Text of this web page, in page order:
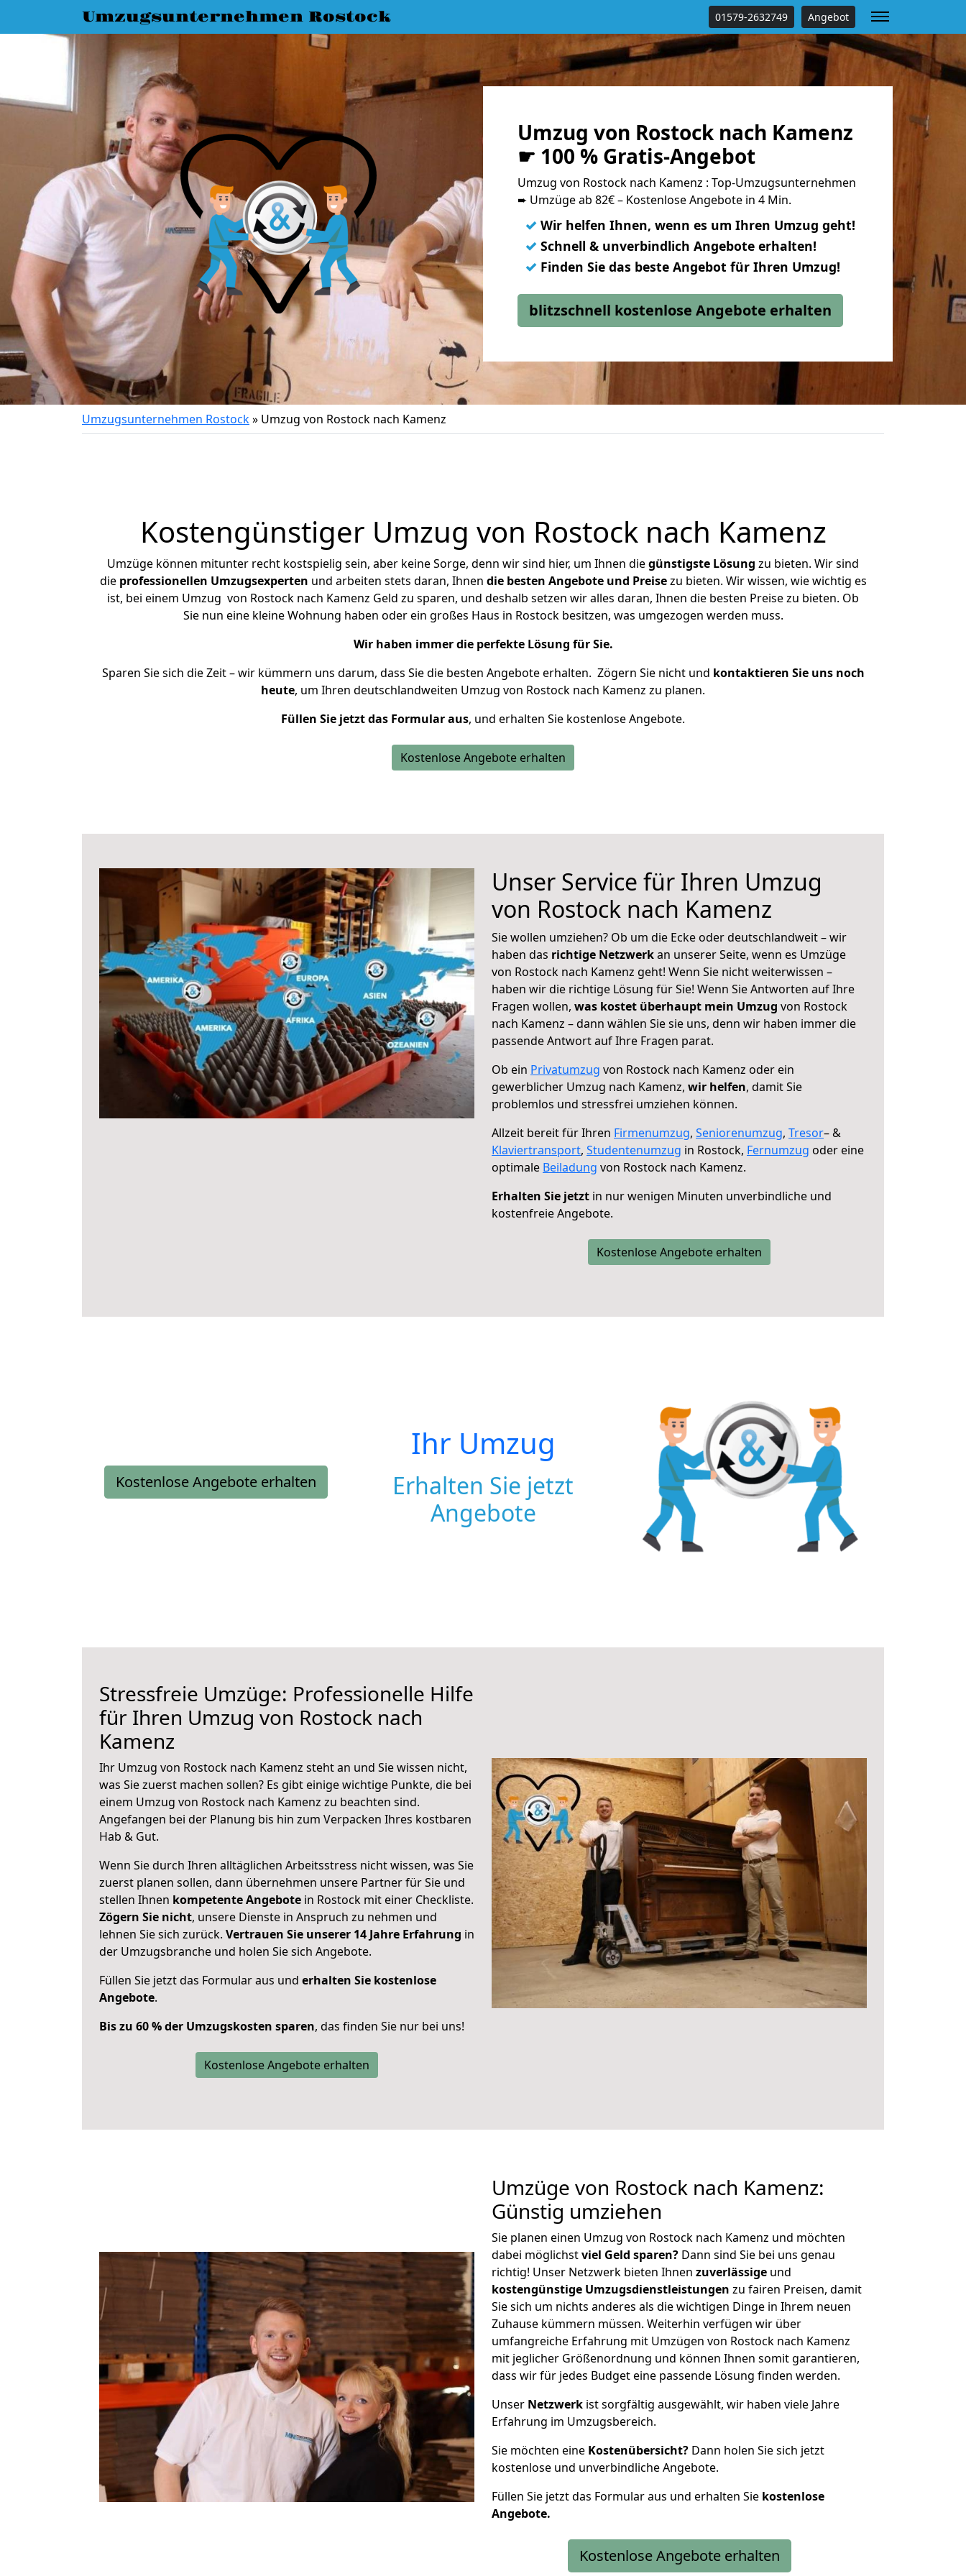
Umzugsunternehmen Rostock 01579-2632749 Angebot
Umzug von Rostock nach Kamenz
☛ 100 % Gratis-Angebot
Umzug von Rostock nach Kamenz : Top-Umzugsunternehmen
➨ Umzüge ab 82€ – Kostenlose Angebote in 4 Min.
✓ Wir helfen Ihnen, wenn es um Ihren Umzug geht!
✓ Schnell & unverbindlich Angebote erhalten!
✓ Finden Sie das beste Angebot für Ihren Umzug!
blitzschnell kostenlose Angebote erhalten
Umzugsunternehmen Rostock» Umzug von Rostock nach Kamenz
Kostengünstiger Umzug von Rostock nach Kamenz
Umzüge können mitunter recht kostspielig sein, aber keine Sorge, denn wir sind hier, um Ihnen diegünstigste Lösung zu bieten. Wir sind
die professionellen Umzugsexperten und arbeiten stets daran, Ihnen die besten Angebote und Preisezu bieten. Wir wissen, wie wichtig es
ist, bei einem Umzug von Rostock nach Kamenz Geld zu sparen, und deshalb setzen wir alles daran, Ihnen die besten Preise zu bieten. Ob
Sie nun eine kleine Wohnung haben oder ein großes Haus in Rostock besitzen, was umgezogen werden muss.
Wir haben immer die perfekte Lösung für Sie.
Sparen Sie sich die Zeit – wir kümmern uns darum, dass Sie die besten Angebote erhalten. Zögern Sie nicht und kontaktieren Sie uns noch
heute, um Ihren deutschlandweiten Umzug von Rostock nach Kamenz zu planen.
Füllen Sie jetzt das Formular aus, und erhalten Sie kostenlose Angebote.
Kostenlose Angebote erhalten
Unser Service für Ihren Umzug
von Rostock nach Kamenz
Sie wollen umziehen? Ob um die Ecke oder deutschlandweit – wir
haben das richtige Netzwerkan unserer Seite, wenn es Umzüge
von Rostock nach Kamenz geht! Wenn Sie nicht weiterwissen –
haben wir die richtige Lösung für Sie! Wenn Sie Antworten auf Ihre
Fragen wollen, was kostet überhaupt mein Umzug von Rostock
nach Kamenz – dann wählen Sie sie uns, denn wir haben immer die
passende Antwort auf Ihre Fragen parat.
Ob ein Privatumzug von Rostock nach Kamenz oder ein
gewerblicher Umzug nach Kamenz, wir helfen, damit Sie
problemlos und stressfrei umziehen können.
Allzeit bereit für Ihren Firmenumzug, Seniorenumzug, Tresor– &
Klaviertransport, Studentenumzug in Rostock, Fernumzug oder eine
optimale Beiladung von Rostock nach Kamenz.
Erhalten Sie jetzt in nur wenigen Minuten unverbindliche und
kostenfreie Angebote.
Kostenlose Angebote erhalten
Kostenlose Angebote erhalten
Ihr Umzug
Erhalten Sie jetzt
Angebote
Stressfreie Umzüge: Professionelle Hilfe
für Ihren Umzug von Rostock nach
Kamenz
Ihr Umzug von Rostock nach Kamenz steht an und Sie wissen nicht,
was Sie zuerst machen sollen? Es gibt einige wichtige Punkte, die bei
einem Umzug von Rostock nach Kamenz zu beachten sind.
Angefangen bei der Planung bis hin zum Verpacken Ihres kostbaren
Hab & Gut.
Wenn Sie durch Ihren alltäglichen Arbeitsstress nicht wissen, was Sie
zuerst planen sollen, dann übernehmen unsere Partner für Sie und
stellen Ihnen kompetente Angebote in Rostock mit einer Checkliste.
Zögern Sie nicht, unsere Dienste in Anspruch zu nehmen und
lehnen Sie sich zurück. Vertrauen Sie unserer 14 Jahre Erfahrung in
der Umzugsbranche und holen Sie sich Angebote.
Füllen Sie jetzt das Formular aus und erhalten Sie kostenlose
Angebote.
Bis zu 60 % der Umzugskosten sparen, das finden Sie nur bei uns!
Kostenlose Angebote erhalten
Umzüge von Rostock nach Kamenz:
Günstig umziehen
Sie planen einen Umzug von Rostock nach Kamenz und möchten
dabei möglichstviel Geld sparen? Dann sind Sie bei uns genau
richtig! Unser Netzwerk bieten Ihnen zuverlässige und
kostengünstige Umzugsdienstleistungen zu fairen Preisen, damit
Sie sich um nichts anderes als die wichtigen Dinge in Ihrem neuen
Zuhause kümmern müssen. Weiterhin verfügen wir über
umfangreiche Erfahrung mit Umzügen von Rostock nach Kamenz
mit jeglicher Größenordnung und können Ihnen somit garantieren,
dass wir für jedes Budget eine passende Lösung finden werden.
Unser Netzwerk ist sorgfältig ausgewählt, wir haben viele Jahre
Erfahrung im Umzugsbereich.
Sie möchten eine Kostenübersicht? Dann holen Sie sich jetzt
kostenlose und unverbindliche Angebote.
Füllen Sie jetzt das Formular aus und erhalten Sie kostenlose
Angebote.
Kostenlose Angebote erhalten